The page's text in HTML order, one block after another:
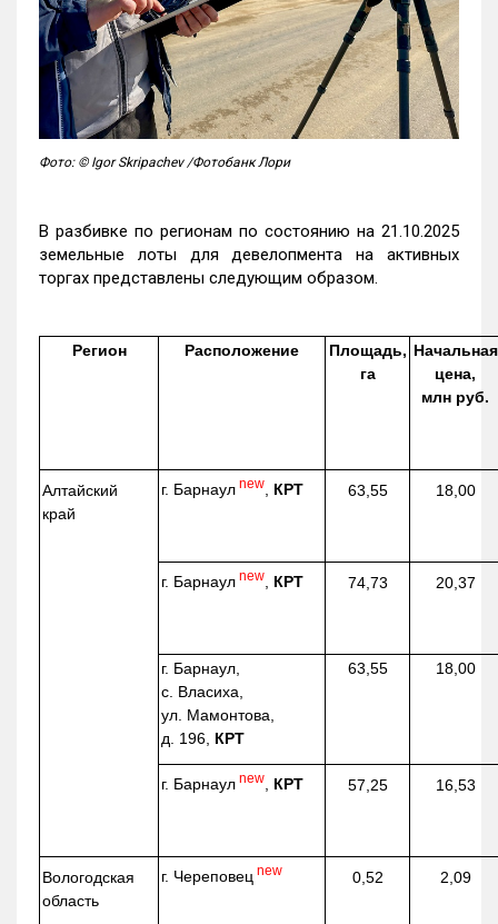
Фото: © Igor Skripachev /Фотобанк Лори
В разбивке по регионам по состоянию на 21.10.2025
земельные лоты для девелопмента на активных
торгах представлены следующим образом.
Регион Расположение
Площадь,
га
Начальная
цена,
млн руб.
Алтайский
край
г. Барнаул new, КРТ 63,55 18,00
г. Барнаул new, КРТ 74,73 20,37
г. Барнаул,
с. Власиха,
ул. Мамонтова,
д. 196, КРТ
63,55 18,00
г. Барнаул new, КРТ 57,25 16,53
Вологодская
область
г. Череповец new 0,52 2,09